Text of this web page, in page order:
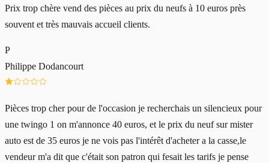
Prix trop chère vend des pièces au prix du neufs à 10 euros près
souvent et très mauvais accueil clients.
P
Philippe Dodancourt
Pièces trop cher pour de l'occasion je recherchais un silencieux pour
une twingo 1 on m'annonce 40 euros, et le prix du neuf sur mister
auto est de 35 euros je ne vois pas l'intérêt d'acheter a la casse,le
vendeur m'a dit que c'était son patron qui fesait les tarifs je pense